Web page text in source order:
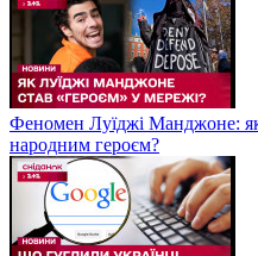
Феномен Луїджі Манджоне:
народним героєм?